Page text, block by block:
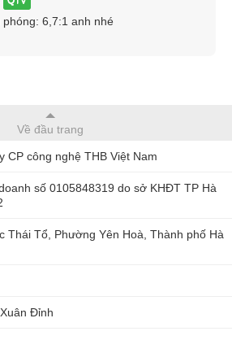
Gòn: 0979244335- 0986568014.
thể đặt hàng trực tiếp theo link sau:
6,7:1 anh nhé
Về đầu trang
CP công nghệ THB Việt Nam
số 0105848319 do sở KHĐT TP Hà
Thái Tổ, Phường Yên Hoà, Thành phố Hà
Đỉnh